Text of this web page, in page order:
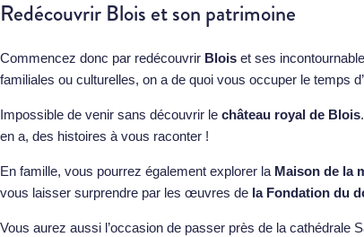
Redécouvrir Blois et son patrimoine
Commencez donc par redécouvrir Blois et ses
familiales ou culturelles, on a de quoi vous occuper le temps
Impossible de venir sans découvrir le château royal de Blois
en a, des histoires à vous raconter !
En famille, vous pourrez également explorer la Maison de la
vous laisser surprendre par les œuvres de la Fondation du
Vous aurez aussi l’occasion de passer près de la cathédrale